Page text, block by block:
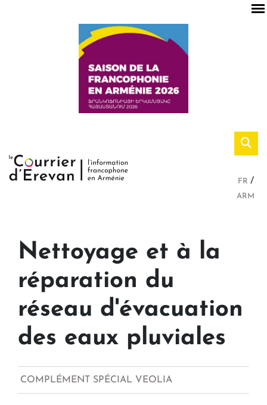
FR
ARM
Nettoyage et à la
réparation du
réseau d'évacuation
des eaux pluviales
COMPLÉMENT SPÉCIAL VEOLIA